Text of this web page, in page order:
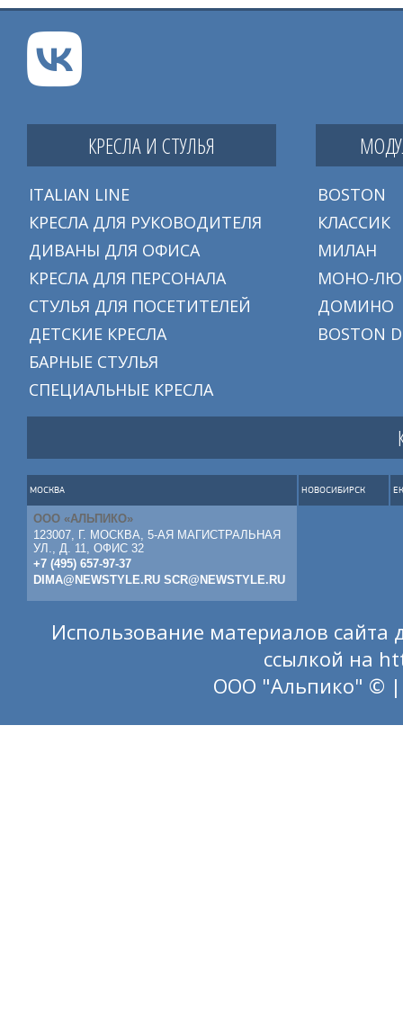
КРЕСЛА И СТУЛЬЯ
ITALIAN LINE
КРЕСЛА ДЛЯ РУКОВОДИТЕЛЯ
ДИВАНЫ ДЛЯ ОФИСА
КРЕСЛА ДЛЯ ПЕРСОНАЛА
СТУЛЬЯ ДЛЯ ПОСЕТИТЕЛЕЙ
ДЕТСКИЕ КРЕСЛА
БАРНЫЕ СТУЛЬЯ
СПЕЦИАЛЬНЫЕ КРЕСЛА
BOSTON
КЛАССИК
МИЛАН
МОНО-
ДОМИНО
BOSTON
МОСКВА
ООО «АЛЬПИКО»
123007, Г. МОСКВА, 5-АЯ МАГИСТРАЛЬНАЯ
УЛ., Д. 11, ОФИС 32
+7 (495) 657-97-37
DIMA@NEWSTYLE.RU SCR@NEWSTYLE.RU
НОВОСИБИРСК
Использование материалов сайта
ссылкой на
ООО "Альпико" © |